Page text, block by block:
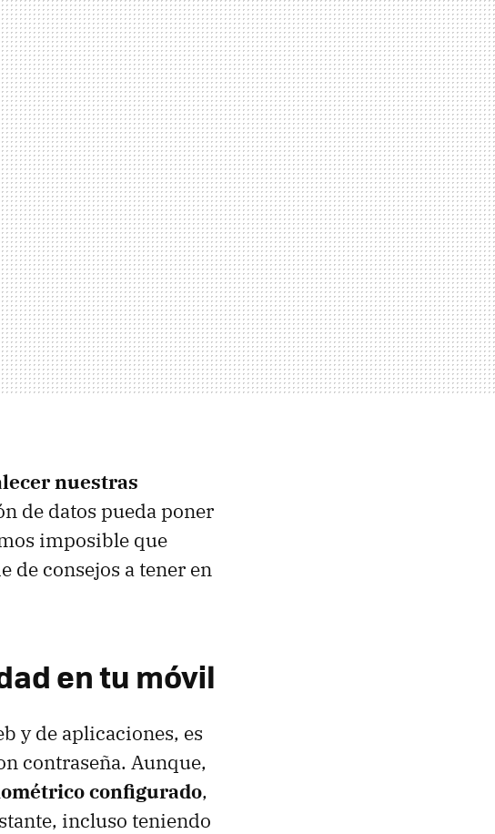
nuestras
de datos pueda poner
imposible que
de consejos a tener en
en tu móvil
y de aplicaciones, es
contraseña. Aunque,
configurado,
incluso teniendo